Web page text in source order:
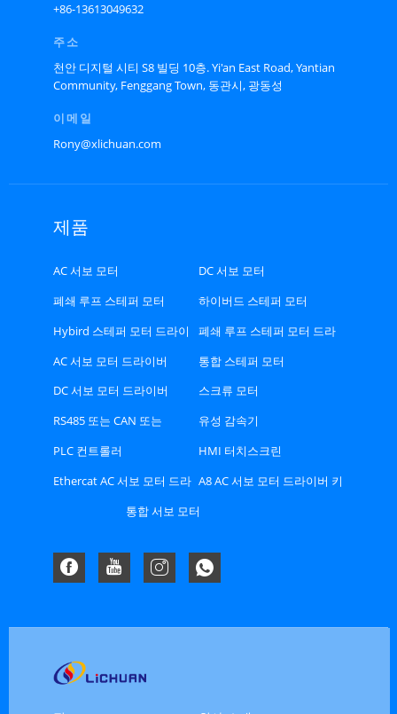
+86-13613049632
주소
천안 디지털 시티 S8 빌딩 10층. Yi'an East Road, Yantian
Community, Fenggang Town, 동관시, 광동성
이메일
Rony@xlichuan.com
제품
AC 서보 모터
DC 서보 모터
폐쇄 루프 스테퍼 모터
하이버드 스테퍼 모터
Hybird 스테퍼 모터 드라이
버
폐쇄 루프 스테퍼 모터 드라
이버
AC 서보 모터 드라이버
통합 스테퍼 모터
DC 서보 모터 드라이버
스크류 모터
RS485 또는 CAN 또는
Ethercat 버스 유형 스테퍼
드라이버
유성 감속기
PLC 컨트롤러
HMI 터치스크린
Ethercat AC 서보 모터 드라 A8 AC 서보 모터 드라이버 키
통합 서보 모터